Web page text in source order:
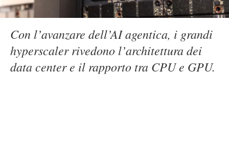
Con l’avanzare dell’AI agentica, i grandi
hyperscaler rivedono l’architettura dei
data center e il rapporto tra CPU e GPU.